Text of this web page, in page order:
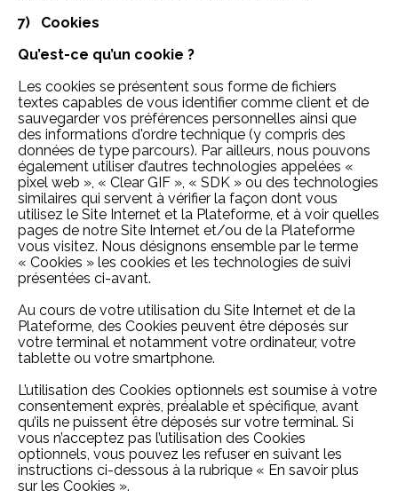
7) Cookies
Qu’est-ce qu’un cookie ?
Les cookies se présentent sous forme de fichiers
textes capables de vous identifier comme client et de
sauvegarder vos préférences personnelles ainsi que
des informations d'ordre technique (y compris des
données de type parcours). Par ailleurs, nous pouvons
également utiliser d’autres technologies appelées «
pixel web », « Clear GIF », « SDK » ou des technologies
similaires qui servent à vérifier la façon dont vous
utilisez le Site Internet et la Plateforme, et à voir quelles
pages de notre Site Internet et/ou de la Plateforme
vous visitez. Nous désignons ensemble par le terme
« Cookies » les cookies et les technologies de suivi
présentées ci-avant.
Au cours de votre utilisation du Site Internet et de la
Plateforme, des Cookies peuvent être déposés sur
votre terminal et notamment votre ordinateur, votre
tablette ou votre smartphone.
L’utilisation des Cookies optionnels est soumise à votre
consentement exprès, préalable et spécifique, avant
qu’ils ne puissent être déposés sur votre terminal. Si
vous n’acceptez pas l’utilisation des Cookies
optionnels, vous pouvez les refuser en suivant les
instructions ci-dessous à la rubrique « En savoir plus
sur les Cookies ».